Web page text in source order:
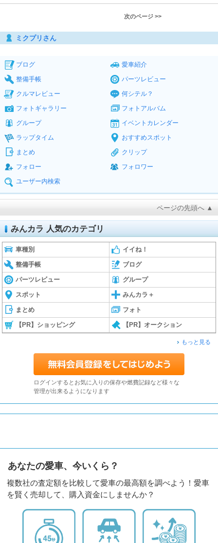
次のページ >>
ミクプリさん
ブログ
愛車紹介
整備手帳
パーツレビュー
クルマレビュー
何シテル？
フォトギャラリー
フォトアルバム
グループ
イベントカレンダー
ラップタイム
おすすめスポット
まとめ
クリップ
フォロー
フォロワー
ユーザー内検索
ページの先頭へ ▲
みんカラ 人気のカテゴリ
車種別 イイね！
整備手帳 ブログ
パーツレビュー グループ
スポット みんカラ＋
まとめ フォト
【PR】ショッピング 【PR】オークション
もっと見る
ログインするとお気に入りの保存や燃費記録など様々な
管理が出来るようになります
あなたの愛車、今いくら？
複数社の査定額を比較して愛車の最高額を調べよう！愛車
を賢く売却して、購入資金にしませんか？